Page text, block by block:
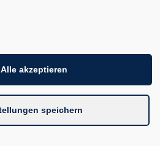
Alle akzeptieren
speichern